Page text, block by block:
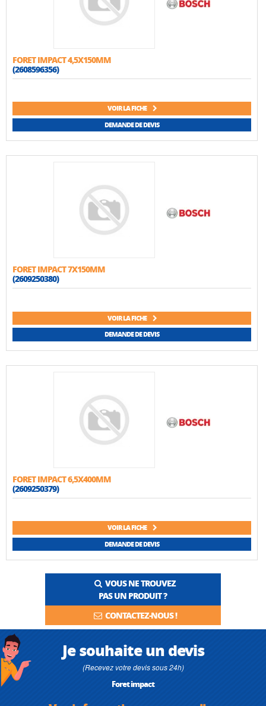
FORET IMPACT 4,5X150MM
(2608596356)
VOIR LA FICHE
DEMANDE DE DEVIS
FORET IMPACT 7X150MM
(2609250380)
VOIR LA FICHE
DEMANDE DE DEVIS
FORET IMPACT 6,5X400MM
(2609250379)
VOIR LA FICHE
DEMANDE DE DEVIS
VOUS NE TROUVEZ
PAS UN PRODUIT ?
CONTACTEZ-NOUS !
Je souhaite un devis
(Recevez votre devis sous 24h)
Foret impact